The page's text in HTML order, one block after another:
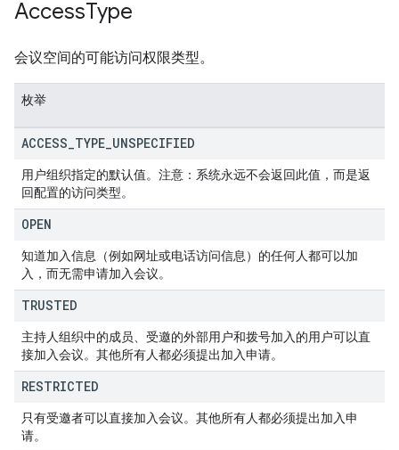
AccessType
会议空间的可能访问权限类型。
枚举
ACCESS TYPE UNSPECIFIED
用户组织指定的默认值。注意：系统永远不会返回此值，而是返
回配置的访问类型。
OPEN
知道加入信息（例如网址或电话访问信息）的任何人都可以加
入，而无需申请加入会议。
TRUSTED
主持人组织中的成员、受邀的外部用户和拨号加入的用户可以直
接加入会议。其他所有人都必须提出加入申请。
RESTRICTED
只有受邀者可以直接加入会议。其他所有人都必须提出加入申
请。